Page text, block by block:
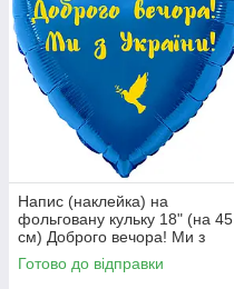
Напис (наклейка) на
фольговану кульку 18" (на 45
см) Доброго вечора! Ми з
України! (будь-який колір)
Готово до відправки